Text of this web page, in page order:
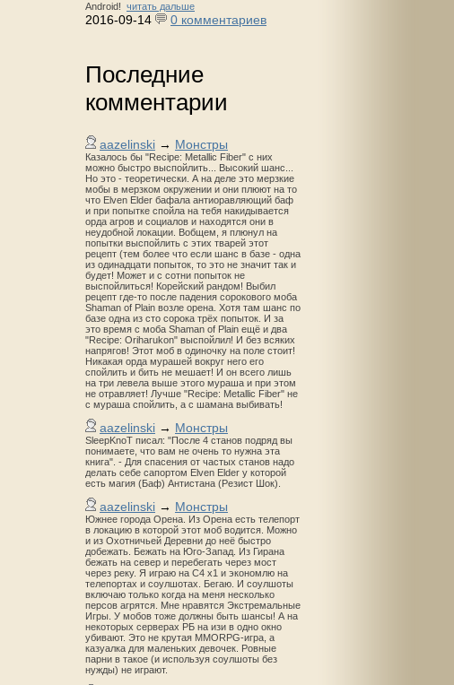
Android! читать дальше
2016-09-14 0 комментариев
Последние
комментарии
aazelinski → Монстры
Казалось бы "Recipe: Metallic Fiber" с них
можно быстро выспойлить... Высокий шанс...
Но это - теоретически. А на деле это мерзкие
мобы в мерзком окружении и они плюют на то
что Elven Elder бафала антиоравляющий баф
и при попытке спойла на тебя накидывается
орда агров и социалов и находятся они в
неудобной локации. Вобщем, я плюнул на
попытки выспойлить с этих тварей этот
рецепт (тем более что если шанс в базе - одна
из одинадцати попыток, то это не значит так и
будет! Может и с сотни попыток не
выспойлиться! Корейский рандом! Выбил
рецепт где-то после падения сорокового моба
Shaman of Plain возле орена. Хотя там шанс по
базе одна из сто сорока трёх попыток. И за
это время с моба Shaman of Plain ещё и два
"Recipe: Oriharukon" выспойлил! И без всяких
напрягов! Этот моб в одиночку на поле стоит!
Никакая орда мурашей вокруг него его
спойлить и бить не мешает! И он всего лишь
на три левела выше этого мураша и при этом
не отравляет! Лучше "Recipe: Metallic Fiber" не
с мураша спойлить, а с шамана выбивать!
aazelinski → Монстры
SleepKnoT писал: "После 4 станов подряд вы
понимаете, что вам не очень то нужна эта
книга". - Для спасения от частых станов надо
делать себе сапортом Elven Elder у которой
есть магия (Баф) Антистана (Резист Шок).
aazelinski → Монстры
Южнее города Орена. Из Орена есть телепорт
в локацию в которой этот моб водится. Можно
и из Охотничьей Деревни до неё быстро
добежать. Бежать на Юго-Запад. Из Гирана
бежать на север и перебегать через мост
через реку. Я играю на С4 х1 и экономлю на
телепортах и соулшотах. Бегаю. И соулшоты
включаю только когда на меня несколько
персов агрятся. Мне нравятся Экстремальные
Игры. У мобов тоже должны быть шансы! А на
некоторых серверах РБ на изи в одно окно
убивают. Это не крутая MMORPG-игра, а
казуалка для маленьких девочек. Ровные
парни в такое (и используя соулшоты без
нужды) не играют.